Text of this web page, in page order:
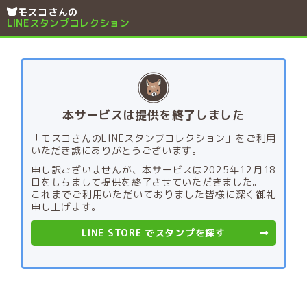
モスコさんの
LINEスタンプコレクション
本サービスは提供を終了しました
「モスコさんのLINEスタンプコレクション」をご利用
いただき誠にありがとうございます。
申し訳ございませんが、本サービスは2025年12月18
日をもちまして提供を終了させていただきました。
これまでご利用いただいておりました皆様に深く御礼
申し上げます。
LINE STORE でスタンプを探す